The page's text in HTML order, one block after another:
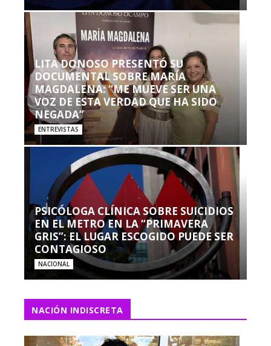
LITA DONOSO PRESENTÓ SU
DOCUMENTAL SOBRE MARÍA
MAGDALENA: “ME MUEVE SER UNA
VOZ DE ESTA VERDAD QUE HA SIDO
NEGADA”
ENTREVISTAS
PSICÓLOGA CLÍNICA SOBRE SUICIDIOS
EN EL METRO EN LA “PRIMAVERA
GRIS”: EL LUGAR ESCOGIDO PUEDE SER
CONTAGIOSO
NACIONAL
NACIÓN INDISCRETA